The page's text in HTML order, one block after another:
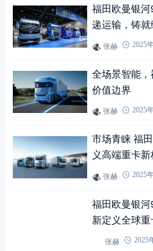
福田欧曼银
递运输，铸
张赫 2025
全场景智能
价值边界
张赫 2025
市场青睐 福
义高端重卡
张赫 2025
福田欧曼银
新定义全球
张赫 2025